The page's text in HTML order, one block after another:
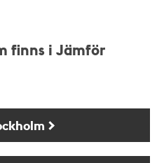
finns i Jämför